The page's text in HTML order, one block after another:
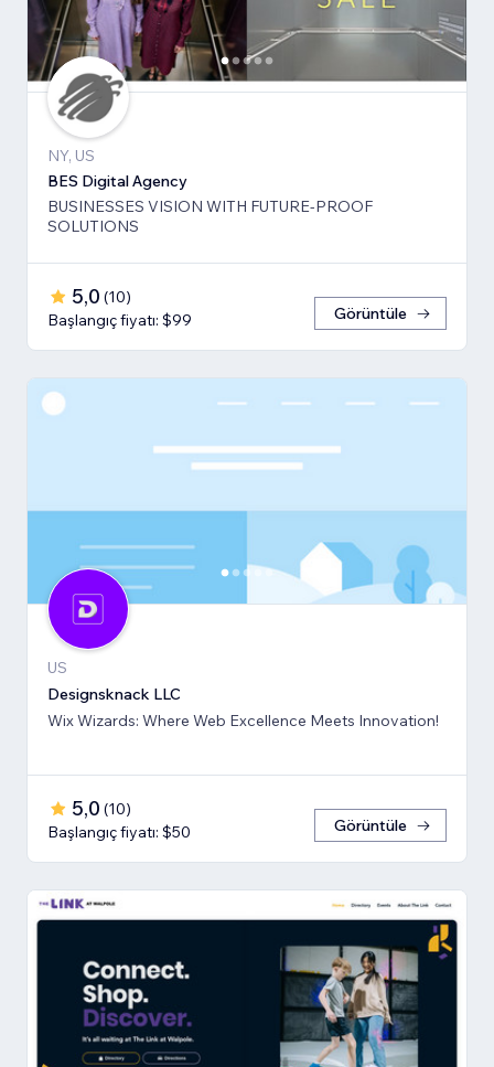
NY, US
BES Digital Agency
BUSINESSES VISION WITH FUTURE-PROOF
SOLUTIONS
5,0 (10)
Başlangıç fiyatı: $99
Görüntüle
US
Designsknack LLC
Wix Wizards: Where Web Excellence Meets Innovation!
5,0 (10)
Başlangıç fiyatı: $50
Görüntüle